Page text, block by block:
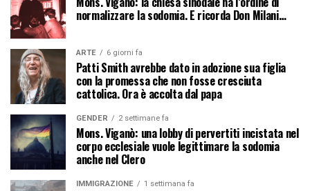
normalizzare la sodomia. E ricorda Don Milani…
ARTE 6 giorni fa
Patti Smith avrebbe dato in adozione sua figlia
con la promessa che non fosse cresciuta
cattolica. Ora è accolta dal papa
GENDER 2 settimane fa
Mons. Viganò: una lobby di pervertiti incistata nel
corpo ecclesiale vuole legittimare la sodomia
anche nel Clero
IMMIGRAZIONE 1 settimana fa